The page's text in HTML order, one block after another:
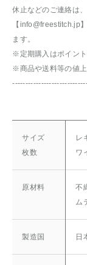
休止などのご連絡は、
【info@freestitch.jp
ます。
※定期購入はポイント
※商品や送料等の値上
サイズ
枚数
レ
ワ
原材料
不
ム
製造国 日